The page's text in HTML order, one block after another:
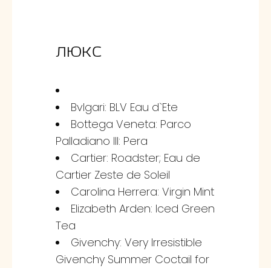
ЛЮКС
Bvlgari: BLV Eau d`Ete
Bottega Veneta: Parco
Palladiano III: Pera
Cartier: Roadster; Eau de
Cartier Zeste de Soleil
Carolina Herrera: Virgin Mint
Elizabeth Arden: Iced Green
Tea
Givenchy: Very Irresistible
Givenchy Summer Coctail for